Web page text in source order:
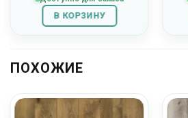
составляла
2,590.00
руб..
1,943.00
руб..
В КОРЗИНУ
ПОХОЖИЕ